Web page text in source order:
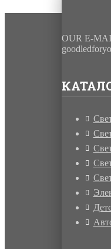
OUR E-